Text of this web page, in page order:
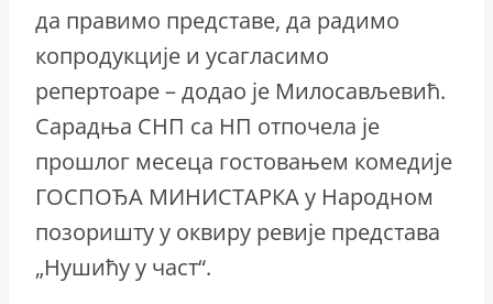
да правимо представе, да радимо
копродукције и усагласимо
репертоаре – додао је Милосављевић.
Сарадња СНП са НП отпочела је
прошлог месеца гостовањем комедије
ГОСПОЂА МИНИСТАРКА у Народном
позоришту у оквиру ревије представа
„Нушићу у част“.